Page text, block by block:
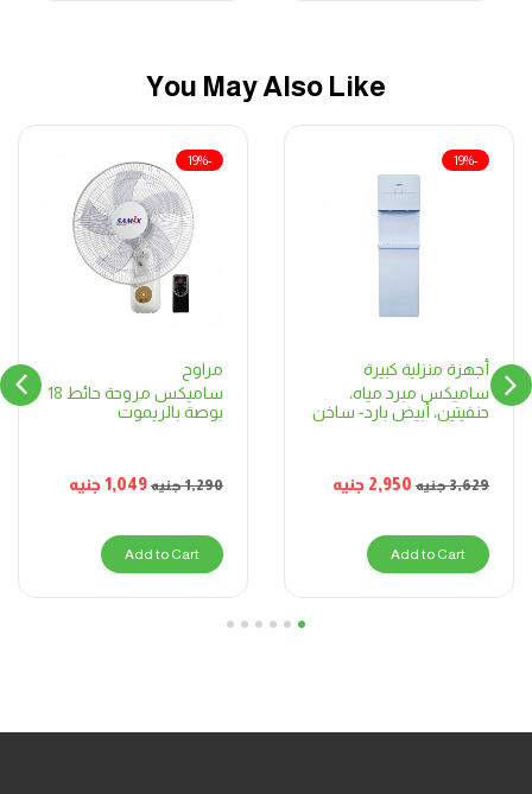
You May Also Like
أجهزة منزلية كبيرة
ساميكس مبرد مياه،
حنفيتين، أبيض بارد- ساخن
3,629جنيه 2,950 جنيه
-19%
Add to Cart
مراوح
ساميكس مروحة حائط 18
بوصة بالريموت
1,290جنيه 1,049جنيه
-19%
Add to Cart
1
2